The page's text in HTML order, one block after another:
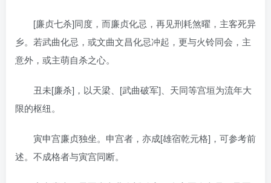
[廉贞七杀]同度，而廉贞化忌，再见刑耗煞曜，主客死异
乡。若武曲化忌，或文曲文昌化忌冲起，更与火铃同会，主
意外，或主萌自杀之心。
丑未[廉杀]，以天梁、[武曲破军]、天同等宫垣为流年大
限的枢纽。
寅申宫廉贞独坐。申宫者，亦成[雄宿乾元格]，可参考前
述。不成格者与寅宫同断。